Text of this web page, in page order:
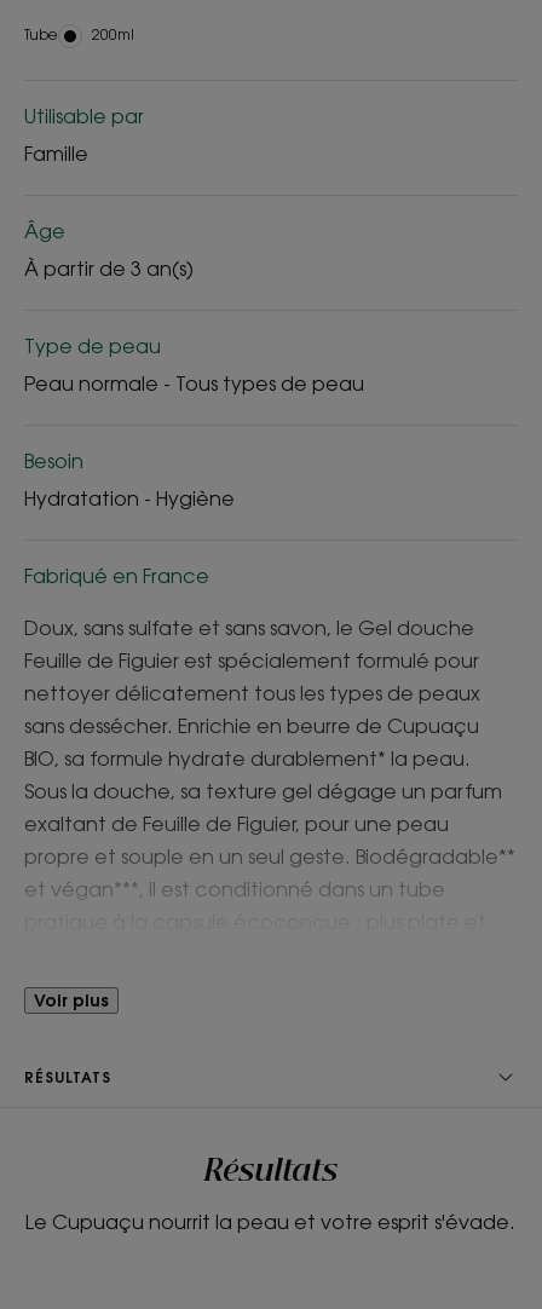
Tube Tube
200ml
Utilisable par
Famille
Âge
À partir de 3 an(s)
Type de peau
Peau normale - Tous types de peau
Besoin
Hydratation - Hygiène
Fabriqué en France
Doux, sans sulfate et sans savon, le Gel douche
Feuille de Figuier est spécialement formulé pour
nettoyer délicatement tous les types de peaux
sans dessécher. Enrichie en beurre de Cupuaçu
BIO, sa formule hydrate durablement* la peau.
Sous la douche, sa texture gel dégage un parfum
exaltant de Feuille de Figuier, pour une peau
propre et souple en un seul geste. Biodégradable**
et végan***, il est conditionné dans un tube
Formulé avec du beurre de Cupuaçu BIO riche en
préserver durablement son hydratation.
Bénéfices
Voir plus
RÉSULTATS
Résultats
Le Cupuaçu nourrit la peau et votre esprit s'évade.